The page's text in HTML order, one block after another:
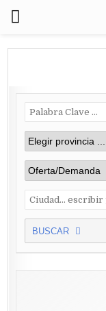
BUSCAR